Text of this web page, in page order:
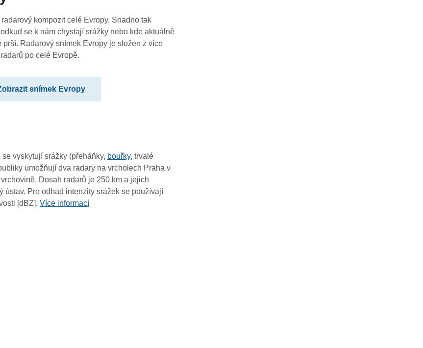
10:40
10:30
10:20
08:40
08:30
08:20
08:10
kompozit celé Evropy. Snadno tak
se k nám chystají srážky nebo kde aktuálně
prší. Radarový snímek Evropy je složen z více
po celé Evropě.
snímek Evropy
vyskytují srážky (přeháňky, bouřky, trvalé
umožňují dva radary na vrcholech Praha v
Dosah radarů je 250 km a jejich
ústav. Pro odhad intenzity srážek se používají
[dBZ].Více informací